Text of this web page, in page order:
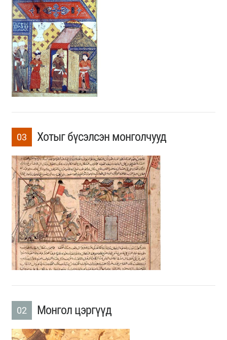
03 Хотыг бүсэлсэн монголчууд
02 Монгол цэргүүд